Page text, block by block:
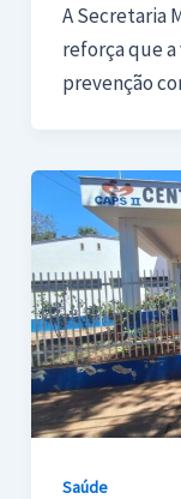
A Secretaria
reforça que
prevenção
Saúde